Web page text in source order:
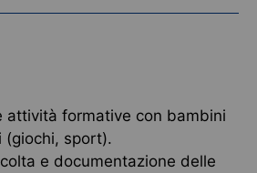
attività formative con bambini
(giochi, sport).
e documentazione delle